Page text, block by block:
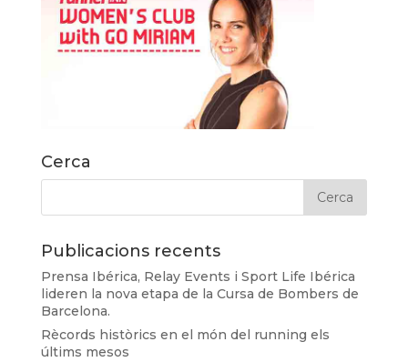
Cerca
Publicacions recents
Prensa Ibérica, Relay Events i Sport Life Ibérica
lideren la nova etapa de la Cursa de Bombers de
Barcelona.
Rècords històrics en el món del running els
últims mesos